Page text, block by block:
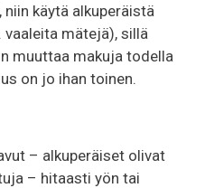
käytä alkuperäistä
mätejä), sillä
muuttaa makuja todella
on jo ihan toinen.
– alkuperäiset olivat
– hitaasti yön tai